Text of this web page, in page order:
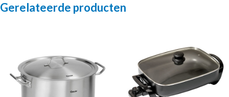
Gerelateerde producten